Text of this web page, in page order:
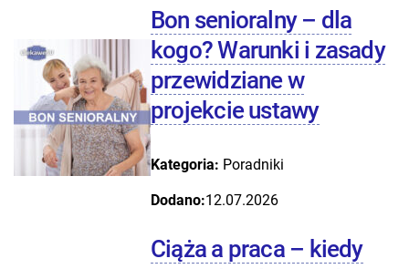
Bon senioralny – dla
kogo? Warunki i zasady
przewidziane w
projekcie ustawy
Kategoria: Poradniki
Dodano:12.07.2026
Ciąża a praca – kiedy